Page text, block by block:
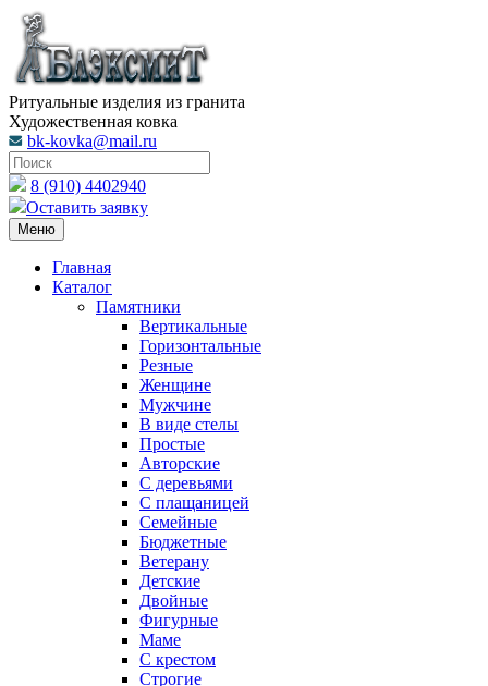
Ритуальные изделия из гранита
Художественная ковка
bk-kovka@mail.ru
8 (910) 4402940
Оставить заявку
Меню
Главная
Каталог
Памятники
Вертикальные
Горизонтальные
Резные
Женщине
Мужчине
В виде стелы
Простые
Авторские
С деревьями
С плащаницей
Семейные
Бюджетные
Ветерану
Детские
Двойные
Фигурные
Маме
С крестом
Строгие